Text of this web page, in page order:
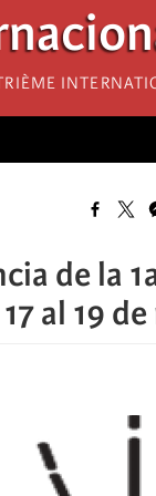
de la
al 19